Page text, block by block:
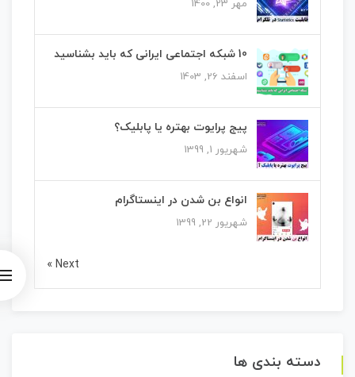
مهر 23, 1400
10 شبکه اجتماعی ایرانی که باید بشناسید
اسفند 26, 1403
پیج پرایوت بهتره یا پابلیک؟
شهریور 1, 1399
انواع بن شدن در اینستاگرام
شهریور 22, 1399
Next »
دسته بندی ها